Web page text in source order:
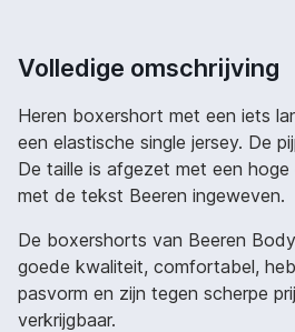
Volledige omschrijving
Heren boxershort met een iets
een elastische single jersey. De
De taille is afgezet met een
met de tekst Beeren ingeweven.
De boxershorts van Beeren
goede kwaliteit, comfortabel,
pasvorm en zijn tegen scherpe
verkrijgbaar.